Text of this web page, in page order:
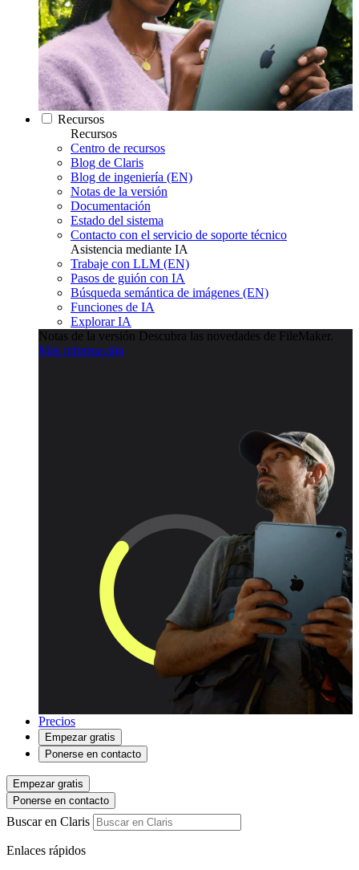
Recursos
Recursos
Centro de recursos
Blog de Claris
Blog de ingeniería (EN)
Notas de la versión
Documentación
Estado del sistema
Contacto con el servicio de soporte técnico
Asistencia mediante IA
Trabaje con LLM (EN)
Pasos de guión con IA
Búsqueda semántica de imágenes (EN)
Funciones de IA
Explorar IA
Notas de la versión Descubra las novedades de FileMaker.
Más información
Precios
Empezar gratis
Ponerse en contacto
Empezar gratis
Ponerse en contacto
Buscar en Claris
Enlaces rápidos